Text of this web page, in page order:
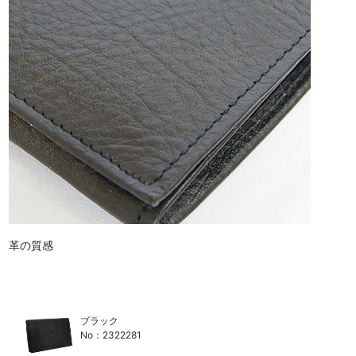
革の質感
ブラック
No：2322281